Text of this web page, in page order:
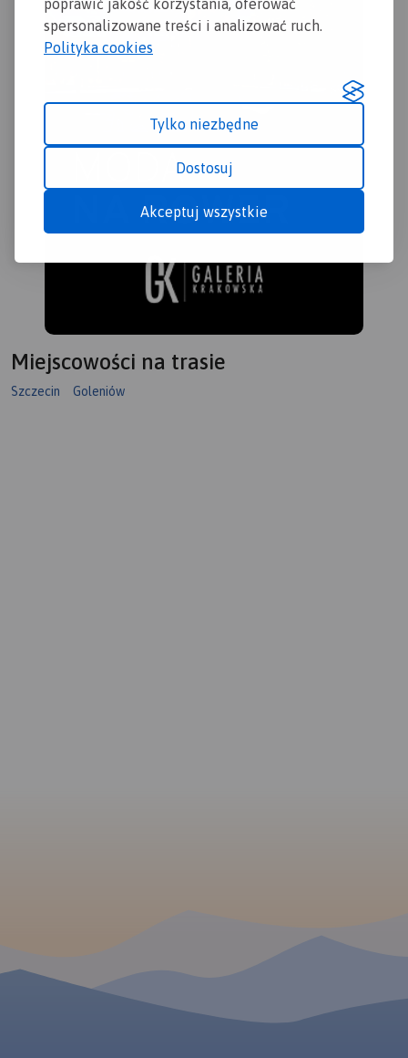
poprawić jakość korzystania, oferować
spersonalizowane treści i analizować ruch.
Polityka cookies
Tylko niezbędne
Dostosuj
Akceptuj wszystkie
Miejscowości na trasie
Szczecin Goleniów